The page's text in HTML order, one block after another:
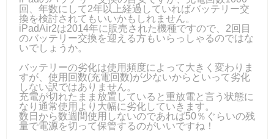
回、年数にして2年以上経過していればバッテリー交
換を検討されてもいいかもしれません。
iPadAir2は2014年に販売された機種ですので、2回目
のバッテリー交換を迎える方もいらっしゃるのではな
いでしょうか。
バッテリーの劣化は使用頻度によって大きく変わりま
すが、使用回数(充電回数)が少ないからといって劣化
しない訳ではありません。
充電が切れたまま放置していると重放電と言う状態に
なり通常使用より大幅に劣化していきます。
数日から数週間使用しないのであれば50％ぐらいの残
量で電源を切って保管するのがいいですね！